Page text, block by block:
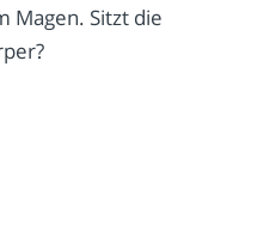
Magen. Sitzt die